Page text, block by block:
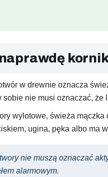
w drewnie oznacza
nie musi oznaczać, że
wylotowe, świeża
ugina, pęka albo ma
nie muszą oznaczać
alarmowym.